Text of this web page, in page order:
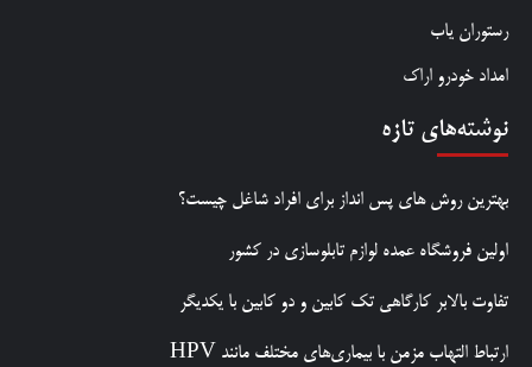
رستوران یاب
امداد خودرو اراک
نوشته‌های تازه
بهترین روش‌ های پس‌ انداز برای افراد شاغل چیست؟
اولین فروشگاه عمده لوازم تابلوسازی در کشور
تفاوت بالابر کارگاهی تک کابین و دو کابین با یکدیگر
ارتباط التهاب مزمن با بیماری‌های مختلف مانند HPV